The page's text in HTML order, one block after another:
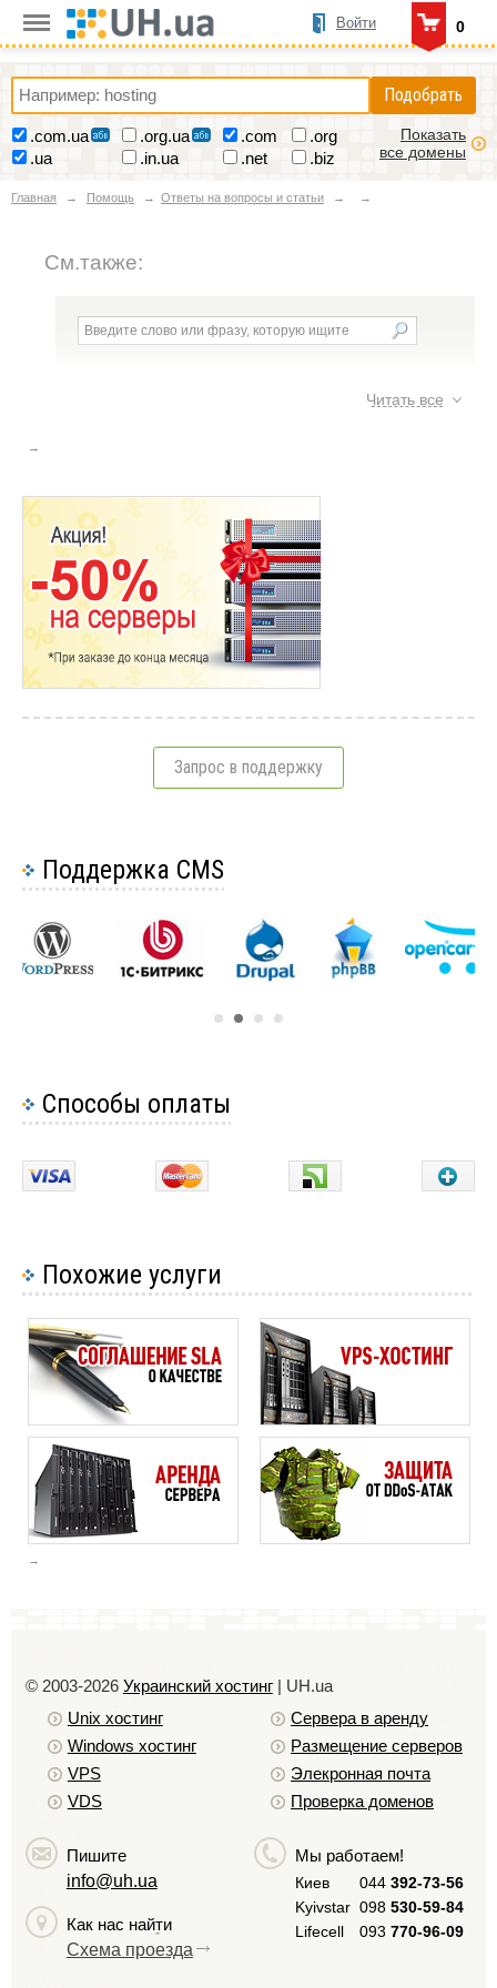
0
Войти
Подобрать
.com.ua .org.ua .com
.org
.ua
.in.ua .net .biz
Показать
все домены
Главная Помощь Ответы на вопросы и статьи
См.также:
Вопросы по базам данных
Вопросы по дизайну сайта
Вопросы по созданию сайта
Вопросы по доменам 23
Вопросы по выбору хостинга
Причины сделать редизайн сайта
Юзабилити сайта или как удержать
Виды сайтов
Читать все
Запрос в поддержку
Поддержка CMS
Способы оплаты
Похожие услуги
© 2003-2026 Украинский хостинг| UH.ua
Unix хостинг
Windows хостинг
VPS
VDS
Сервера в аренду
Размещение серверов
Элекронная почта
Проверка доменов
Пишите
info@uh.ua
Как нас найти
Схема проезда
Мы работаем!
Киев 044 392-73-56
Kyivstar 098 530-59-84
Lifecell
093 770-96-09